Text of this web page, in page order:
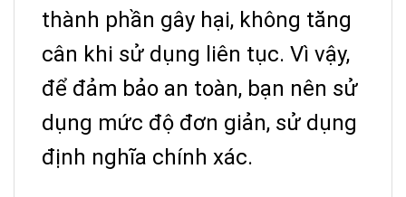
thành phần gây hại, không tăng
cân khi sử dụng liên tục. Vì vậy,
để đảm bảo an toàn, bạn nên sử
dụng mức độ đơn giản, sử dụng
định nghĩa chính xác.